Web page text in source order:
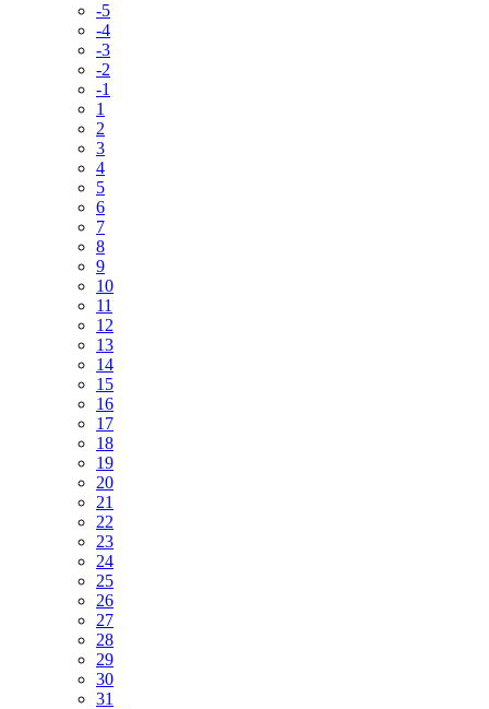
-5
-4
-3
-2
-1
1
2
3
4
5
6
7
8
9
10
11
12
13
14
15
16
17
18
19
20
21
22
23
24
25
26
27
28
29
30
31